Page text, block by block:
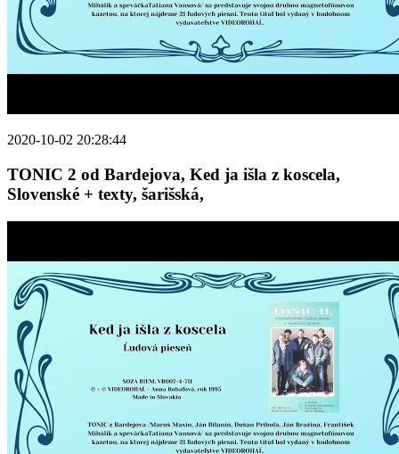
2020-10-02 20:28:44
TONIC 2 od Bardejova, Ked ja išla z koscela,
Slovenské + texty, šarišská,